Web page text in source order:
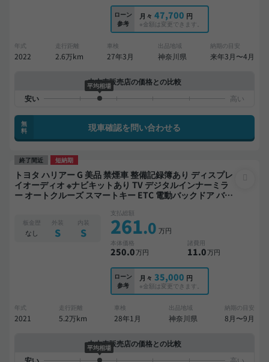
ローン
参考
月々 47,700 円
※金額は変更できます。
年式
2022
走行距離
2.6万km
車検
27年3月
出品地域
神奈川県
納期の目安
来年3月〜4月
中古車販売店の価格との比較
平均相場
無
料
現車確認を問い合わせる
終了間近 短納期
トヨタ ハリアー G 美品 禁煙車 整備記録簿あり ディスプレ
イオーディオ ※ナビキットあり TV デジタルインナーミラ
ー オートクルーズ スマートキー ETC 電動バックドア バッ
板金歴
なし
外装
S
内装
S
支払総額
261.0 万円
本体価格
250.0万円
諸費用
11.0万円
ローン
参考
月々 35,000 円
※金額は変更できます。
年式
2021
走行距離
5.2万km
車検
28年1月
出品地域
神奈川県
納期の目安
8月〜9月
中古車販売店の価格との比較
平均相場